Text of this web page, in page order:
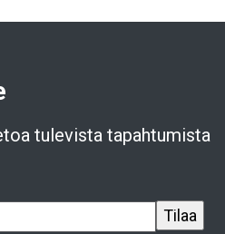
tulevista tapahtumista